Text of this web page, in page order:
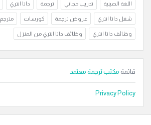
اللغة الصينية تدريب مجاني ترجمة داتا انتري
شغل داتا انتري عروض ترجمة كورسات مترجم
وظائف داتا انتري وظائف داتا انتري من المنزل
قائمة مكتب ترجمة معتمد
Privacy Policy